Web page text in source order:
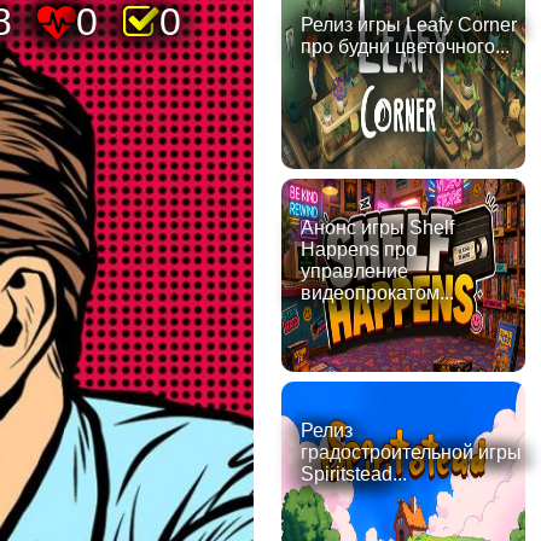
0 0
Релиз игры Leafy Corner
про будни цветочного...
Анонс игры Shelf
Happens про
управление
видеопрокатом...
Релиз
градостроительной игры
Spiritstead...